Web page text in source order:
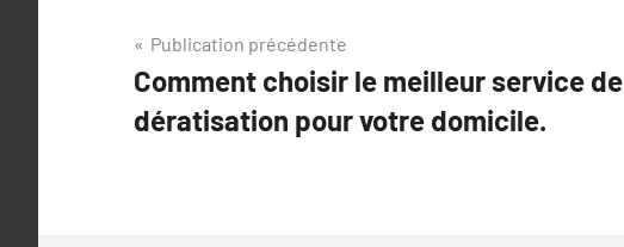
Navigation
de
l’article
Publication précédente
Comment choisir le meilleur service de
dératisation pour votre domicile.